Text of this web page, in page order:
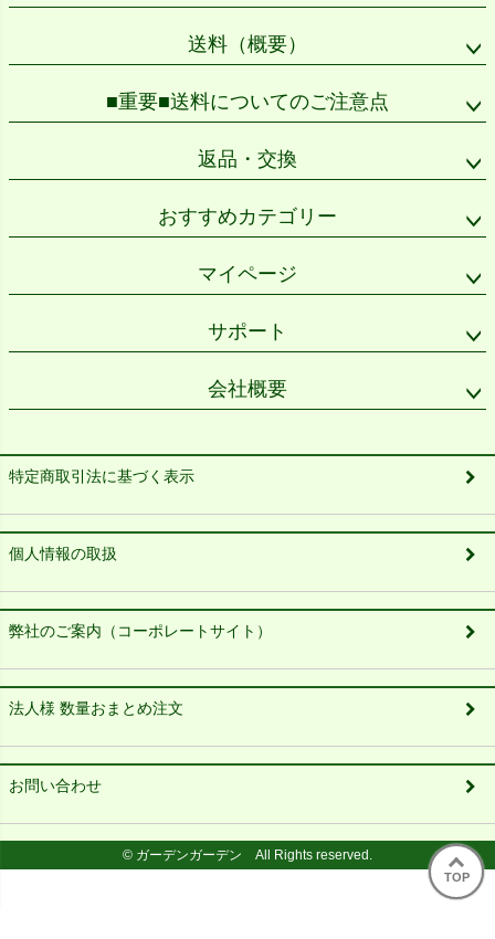
送料（概要）
■重要■送料についてのご注意点
返品・交換
おすすめカテゴリー
マイページ
サポート
会社概要
特定商取引法に基づく表示
個人情報の取扱
弊社のご案内（コーポレートサイト）
法人様 数量おまとめ注文
お問い合わせ
© ガーデンガーデン All Rights reserved.
TOP